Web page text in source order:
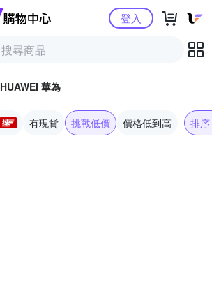
Yahoo購物中心登入
HUAWEI 華為
有現貨 挑戰低價 價格低到高 排序